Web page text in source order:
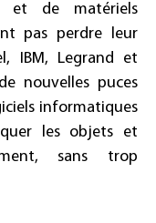
et de matériels
pas perdre leur
IBM, Legrand et
nouvelles puces
informatiques
les objets et
sans trop